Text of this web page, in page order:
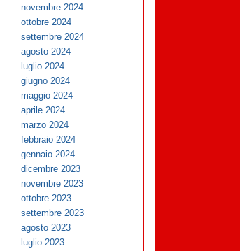
novembre 2024
ottobre 2024
settembre 2024
agosto 2024
luglio 2024
giugno 2024
maggio 2024
aprile 2024
marzo 2024
febbraio 2024
gennaio 2024
dicembre 2023
novembre 2023
ottobre 2023
settembre 2023
agosto 2023
luglio 2023